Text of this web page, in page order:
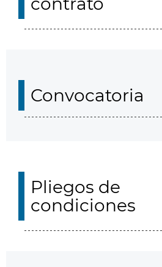
Convocatoria
Pliegos de
condiciones